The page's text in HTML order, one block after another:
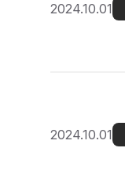
2024.10.01
2024.10.01